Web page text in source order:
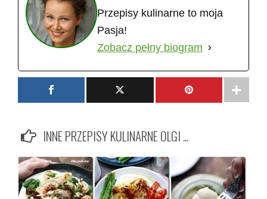
Przepisy kulinarne to moja
Pasja!
Zobacz pełny biogram
INNE PRZEPISY KULINARNE OLGI ...